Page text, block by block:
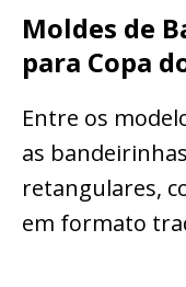
Moldes de
para Copa
Entre os
as
retangulares,
em formato